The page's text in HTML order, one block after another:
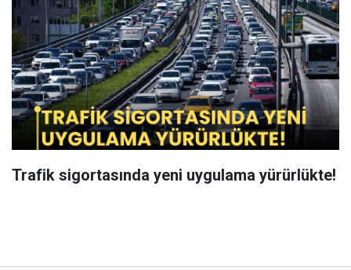
Trafik sigortasında yeni uygulama yürürlükte!